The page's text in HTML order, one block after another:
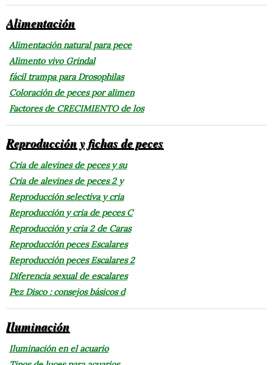
Alimentación
Alimentación natural para pece
Alimento vivo Grindal
fácil trampa para Drosophilas
Coloración de peces por alimen
Factores de CRECIMIENTO de los
Reproducción y fichas de peces
Cria de alevines de peces y su
Cria de alevines de peces 2 y
Reproducción selectiva y cria
Reproducción y cria de peces C
Reproducción y cria 2 de Caras
Reproducción peces Escalares
Reproducción peces Escalares 2
Diferencia sexual de escalares
Pez Disco : consejos básicos d
Iluminación
Iluminación en el acuario